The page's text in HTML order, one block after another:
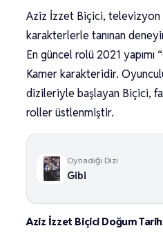
Aziz İzzet Biçici, televizyon
karakterlerle tanınan
En güncel rolü 2021
Kamer karakteridir.
dizileriyle başlayan Biçici,
roller üstlenmiştir.
Oynadığı Dizi
Gibi
Aziz İzzet Biçici Doğum